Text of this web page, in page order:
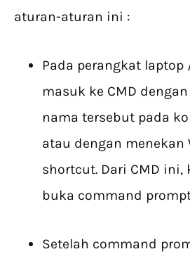
aturan-aturan ini :
Pada perangkat laptop
masuk ke CMD
nama tersebut pada
atau dengan menekan
shortcut. Dari CMD ini,
buka command
Setelah command